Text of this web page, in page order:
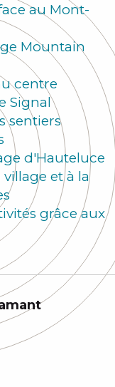
au Mont-
Mountain
centre
Signal
sentiers
d'Hauteluce
et à la
grâce aux